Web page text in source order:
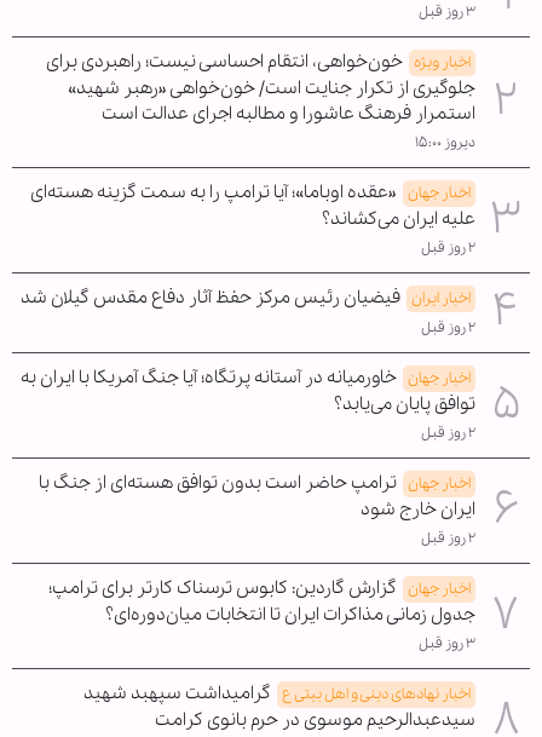
۳ روز قبل
اخبار ویژه خون‌خواهی، انتقام احساسی نیست؛ راهبردی برای
جلوگیری از تکرار جنایت است/ خون‌خواهی «رهبر شهید»
استمرار فرهنگ عاشورا و مطالبه اجرای عدالت است
دیروز ۱۵:۰۰
اخبار جهان «عقده اوباما»؛ آیا ترامپ را به سمت گزینه هسته‌ای
علیه ایران می‌کشاند؟
۲ روز قبل
اخبار ایران فیضیان رئیس مرکز حفظ آثار دفاع مقدس گیلان شد
۲ روز قبل
اخبار جهان خاورمیانه در آستانه پرتگاه؛ آیا جنگ آمریکا با ایران به
توافق پایان می‌یابد؟
۲ روز قبل
اخبار جهان ترامپ حاضر است بدون توافق هسته‌ای از جنگ با
ایران خارج شود
۲ روز قبل
اخبار جهان گزارش گاردین: کابوس ترسناک کارتر برای ترامپ؛
جدول زمانی مذاکرات ایران تا انتخابات میان‌دوره‌ای؟
۳ روز قبل
اخبار نهادهای دینی و اهل بیتی ع گرامیداشت سپهبد شهید
سیدعبدالرحیم موسوی در حرم بانوی کرامت